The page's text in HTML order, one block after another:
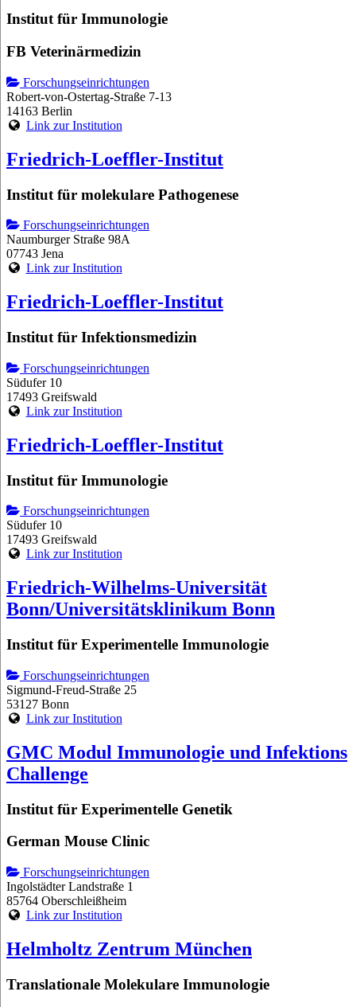
Institut für Immunologie
FB Veterinärmedizin
Forschungseinrichtungen
Robert-von-Ostertag-Straße 7-13
14163 Berlin
Link zur Institution
Friedrich-Loeffler-Institut
Institut für molekulare Pathogenese
Forschungseinrichtungen
Naumburger Straße 98A
07743 Jena
Link zur Institution
Friedrich-Loeffler-Institut
Institut für Infektionsmedizin
Forschungseinrichtungen
Südufer 10
17493 Greifswald
Link zur Institution
Friedrich-Loeffler-Institut
Institut für Immunologie
Forschungseinrichtungen
Südufer 10
17493 Greifswald
Link zur Institution
Friedrich-Wilhelms-Universität
Bonn/Universitätsklinikum Bonn
Institut für Experimentelle Immunologie
Forschungseinrichtungen
Sigmund-Freud-Straße 25
53127 Bonn
Link zur Institution
GMC Modul Immunologie und Infektions
Challenge
Institut für Experimentelle Genetik
German Mouse Clinic
Forschungseinrichtungen
Ingolstädter Landstraße 1
85764 Oberschleißheim
Link zur Institution
Helmholtz Zentrum München
Translationale Molekulare Immunologie